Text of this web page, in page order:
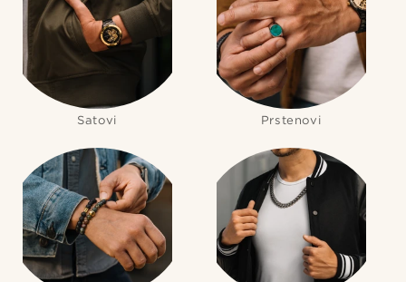
Satovi Prstenovi